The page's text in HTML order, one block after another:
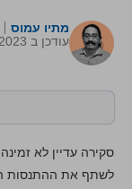
מתיו עמוס
עודכן ב 03.08.2023
מאפיינים מרכזיים